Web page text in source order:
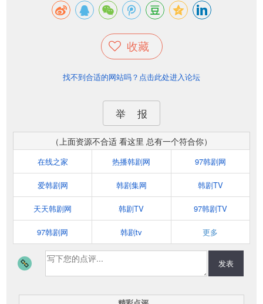
收藏
找不到合适的网站吗？点击此处进入论坛
举 报
（上面资源不合适 看这里 总有一个符合你）
在线之家 热播韩剧网 97韩剧网
爱韩剧网 韩剧集网 韩剧TV
天天韩剧网 韩剧TV 97韩剧TV
97韩剧网 韩剧tv 更多
发表